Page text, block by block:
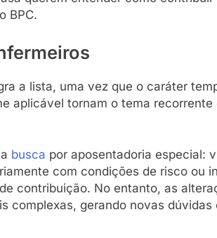
BPC.
a lista, uma vez que o caráter
aplicável tornam o tema
busca por aposentadoria especial:
com condições de risco ou
contribuição. No entanto, as
complexas, gerando novas dúvidas